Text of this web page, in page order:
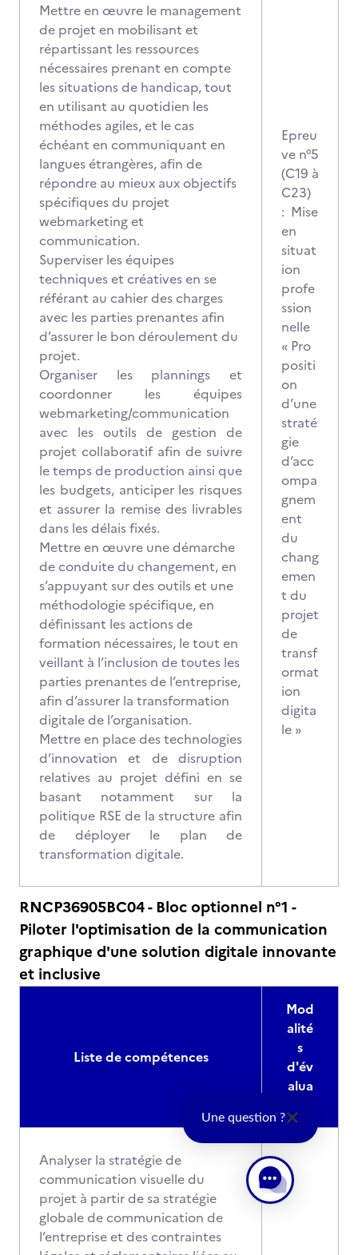
Mettre en œuvre le management
de projet en mobilisant et
répartissant les ressources
nécessaires prenant en compte
les situations de handicap, tout
en utilisant au quotidien les
méthodes agiles, et le cas
échéant en communiquant en
langues étrangères, afin de
répondre au mieux aux objectifs
spécifiques du projet
webmarketing et
communication.
Superviser les équipes
techniques et créatives en se
référant au cahier des charges
avec les parties prenantes afin
d’assurer le bon déroulement du
projet.
Organiser les plannings et
coordonner les équipes
webmarketing/communication
avec les outils de gestion de
projet collaboratif afin de suivre
le temps de production ainsi que
les budgets, anticiper les risques
et assurer la remise des livrables
dans les délais fixés.
Mettre en œuvre une démarche
de conduite du changement, en
s’appuyant sur des outils et une
méthodologie spécifique, en
définissant les actions de
formation nécessaires, le tout en
veillant à l’inclusion de toutes les
parties prenantes de l’entreprise,
afin d’assurer la transformation
digitale de l’organisation.
Mettre en place des technologies
d’innovation et de disruption
relatives au projet défini en se
basant notamment sur la
politique RSE de la structure afin
de déployer le plan de
transformation digitale.
Epreu
ve n°5
(C19 à
C23)
: Mise
en
situat
ion
profe
ssion
nelle
« Pro
positi
on
d’une
straté
gie
d’acc
ompa
gnem
ent
du
chang
emen
t du
projet
de
transf
ormat
ion
digita
le »
RNCP36905BC04 - Bloc optionnel n°1 -
Piloter l'optimisation de la communication
graphique d'une solution digitale innovante
et inclusive
Liste de compétences
Mod
alité
s
d'év
alua
Analyser la stratégie de
communication visuelle du
projet à partir de sa stratégie
globale de communication de
l’entreprise et des contraintes
Une question ?